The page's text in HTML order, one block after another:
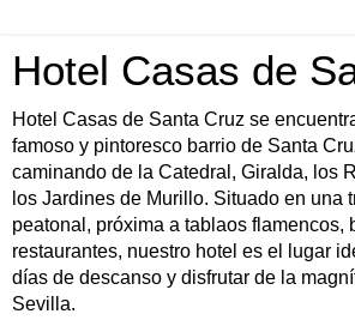
Hotel Casas de
Hotel Casas de Santa Cruz se
famoso y pintoresco barrio de Santa
caminando de la Catedral, Giralda, los
los Jardines de Murillo. Situado en una
peatonal, próxima a tablaos flamencos,
restaurantes, nuestro hotel es el lugar
días de descanso y disfrutar de la
Sevilla.